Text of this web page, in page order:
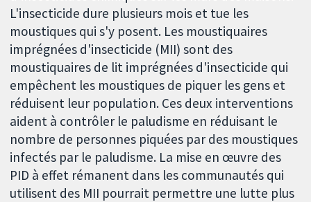
L'insecticide dure plusieurs mois et tue les
moustiques qui s'y posent. Les moustiquaires
imprégnées d'insecticide (MII) sont des
moustiquaires de lit imprégnées d'insecticide qui
empêchent les moustiques de piquer les gens et
réduisent leur population. Ces deux interventions
aident à contrôler le paludisme en réduisant le
nombre de personnes piquées par des moustiques
infectés par le paludisme. La mise en œuvre des
PID à effet rémanent dans les communautés qui
utilisent des MII pourrait permettre une lutte plus